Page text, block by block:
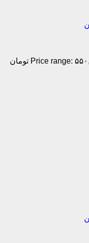
Price range: ۵۵۰,۰۰۰ تومان